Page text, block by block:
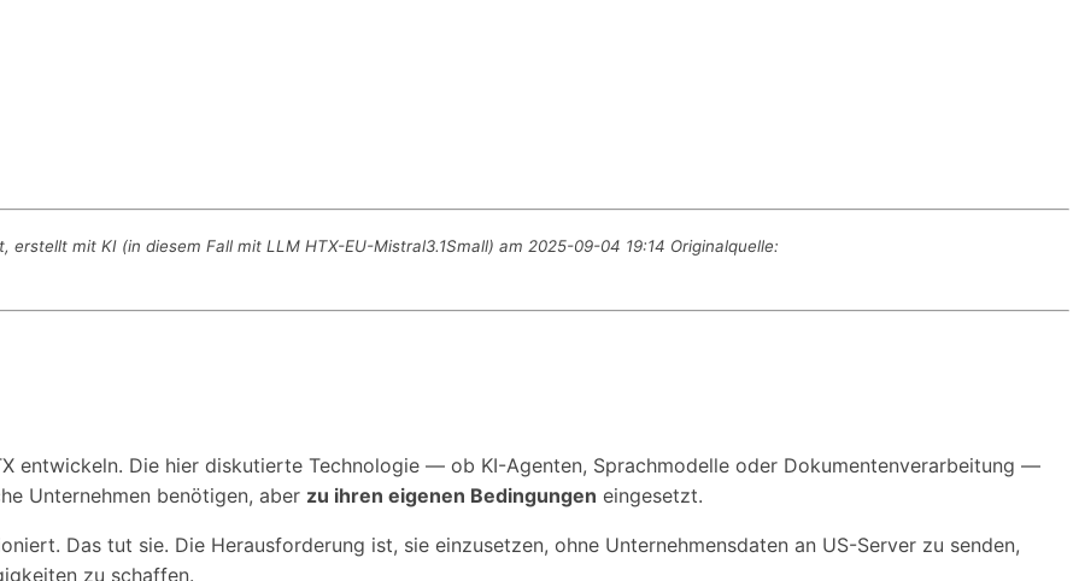
mit KI (in diesem Fall mit LLM HTX-EU-Mistral3.1Small) am 2025-09-04 19:14 Originalquelle:
entwickeln. Die hier diskutierte Technologie — ob KI-Agenten, Sprachmodelle oder Dokumentenverarbeitung —
Unternehmen benötigen, aber zu ihren eigenen Bedingungen eingesetzt.
Das tut sie. Die Herausforderung ist, sie einzusetzen, ohne Unternehmensdaten an US-Server zu senden,
zu schaffen.